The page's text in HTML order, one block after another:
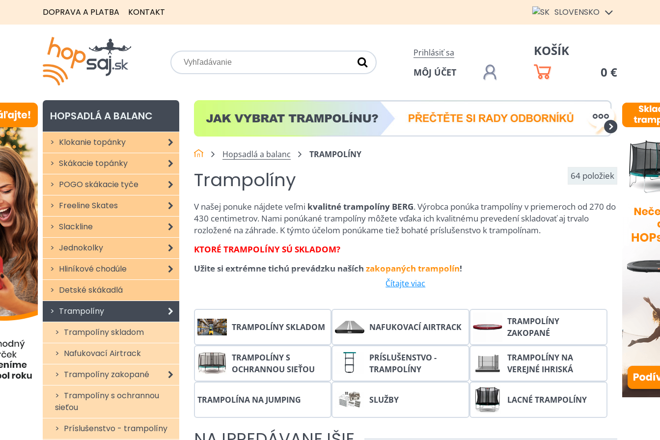
DOPRAVA A PLATBA KONTAKT SLOVENSKO
Prihlásiť sa
MÔJ ÚČET
KOŠÍK
0 €
HOPSADLÁ A BALANC
Klokanie topánky
Skákacie topánky
POGO skákacie tyče
Freeline Skates
Slackline
Jednokolky
Hliníkové chodúle
Detské skákadlá
Trampolíny
Trampolíny skladom
Nafukovací Airtrack
Trampolíny zakopané
Trampolíny s ochrannou
sieťou
Príslušenstvo - trampolíny
Hopsadlá a balanc TRAMPOLÍNY
Trampolíny 64 položiek
V našej ponuke nájdete veľmi kvalitné trampolíny BERG. Výrobca ponúka trampolíny v priemeroch od 270 do
430 centimetrov. Nami ponúkané trampolíny môžete vďaka ich kvalitnému prevedení skladovať aj trvalo
rozložené na záhrade. K týmto účelom ponúkame tiež bohaté príslušenstvo k trampolínam.
KTORÉ TRAMPOLÍNY SÚ SKLADOM?
Užite si extrémne tichú prevádzku naších zakopaných trampolín!
Kvalitné trampolíny z Holandska
Našetrampolínysú charakteristické robustnou konštrukciou a vysokým odrazovým výkonom.
Videá Youtube sú blokované Voľbami súkromia
Prajete si načítať Youtube video?
Povoliť tentokrát
cookie: Funkčné
Čítajte viac
TRAMPOLÍNY SKLADOM NAFUKOVACÍ AIRTRACK
TRAMPOLÍNY
ZAKOPANÉ
TRAMPOLÍNY S
OCHRANNOU SIEŤOU
PRÍSLUŠENSTVO -
TRAMPOLÍNY
TRAMPOLÍNY NA
VEREJNÉ IHRISKÁ
TRAMPOLÍNA NA JUMPING SLUŽBY LACNÉ TRAMPOLÍNY